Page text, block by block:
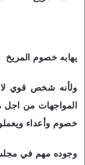
يهابه خصوم المريخ
ولأنه شخص قوي
المواجهات من اجل
خصوم وأعداء
وجوده مهم في